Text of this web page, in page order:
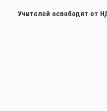
Учителей освободят от